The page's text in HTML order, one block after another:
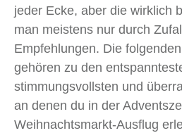
jeder Ecke, aber die wirklich
man meistens nur durch
Empfehlungen. Die
gehören zu den
stimmungsvollsten und
an denen du in der
Weihnachtsmarkt-Ausflug